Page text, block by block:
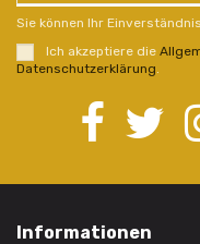
Sie können Ihr
Ich akzeptiere die
Datenschutzerklärung
Informationen